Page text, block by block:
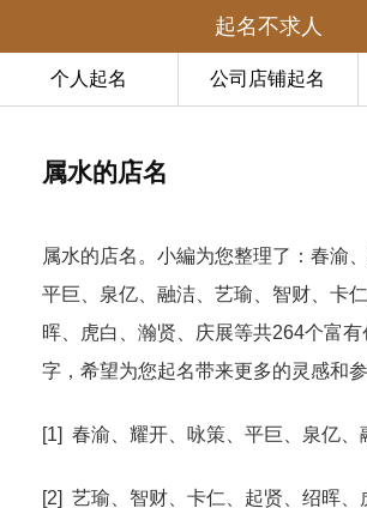
起名不求人
个人起名 公司店铺起名
属水的店名
属水的店名。小編为您整理了：春渝、
平巨、泉亿、融洁、艺瑜、智财、卡
晖、虎白、瀚贤、庆展等共264个富有
字，希望为您起名带来更多的灵感和参
[1] 春渝、耀开、咏策、平巨、泉亿、
[2] 艺瑜、智财、卡仁、起贤、绍晖、